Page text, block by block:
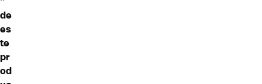
de
es
te
pr
od